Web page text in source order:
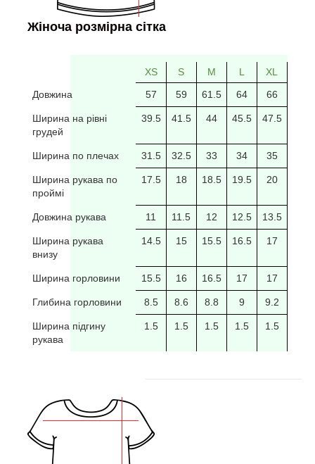
Жіноча розмірна сітка
XS S M L XL
Довжина
57 59 61.5 64 66
Ширина на рівні
грудей
39.5 41.5 44 45.5 47.5
Ширина по плечах 31.5 32.5 33 34 35
Ширина рукава по
проймі
17.5 18 18.5 19.5 20
Довжина рукава 11 11.5 12 12.5 13.5
Ширина рукава
внизу
14.5 15 15.5 16.5 17
Ширина горловини 15.5 16 16.5 17 17
Глибина горловини 8.5 8.6 8.8 9 9.2
Ширина підгину
рукава
1.5 1.5 1.5 1.5 1.5